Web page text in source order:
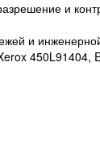
и
и
450L91404,